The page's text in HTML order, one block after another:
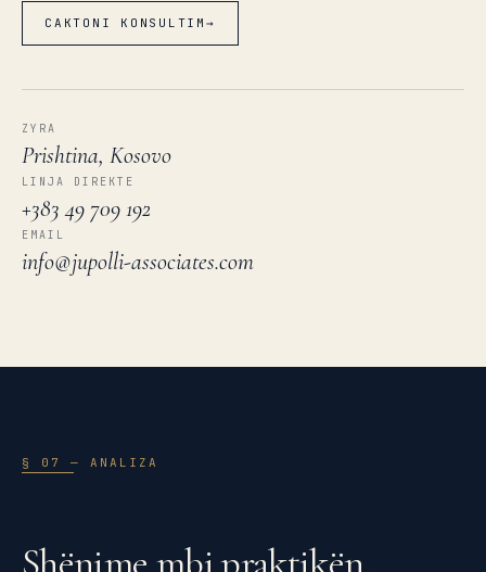
CAKTONI KONSULTIM →
ZYRA
Prishtina, Kosovo
LINJA DIREKTE
+383 49 709 192
EMAIL
info@jupolli-associates.com
§ 07 — ANALIZA